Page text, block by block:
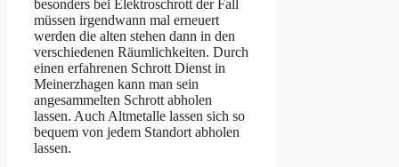
besonders bei Elektroschrott der Fall
müssen irgendwann mal erneuert
werden die alten stehen dann in den
verschiedenen Räumlichkeiten. Durch
einen erfahrenen Schrott Dienst in
Meinerzhagen kann man sein
angesammelten Schrott abholen
lassen. Auch Altmetalle lassen sich so
bequem von jedem Standort abholen
lassen.